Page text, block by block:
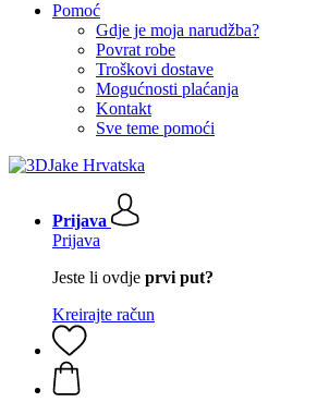
Pomoć
Gdje je moja narudžba?
Povrat robe
Troškovi dostave
Mogućnosti plaćanja
Kontakt
Sve teme pomoći
Prijava
Prijava
Jeste li ovdje prvi put?
Kreirajte račun